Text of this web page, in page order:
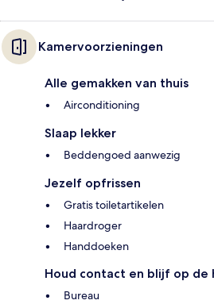
Kamervoorzieningen
Alle gemakken van thuis
Airconditioning
Slaap lekker
Beddengoed aanwezig
Jezelf opfrissen
Gratis toiletartikelen
Haardroger
Handdoeken
Houd contact en blijf op de
Bureau